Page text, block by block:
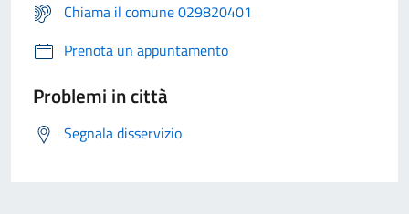
Chiama il comune 029820401
Prenota un appuntamento
Problemi in città
Segnala disservizio